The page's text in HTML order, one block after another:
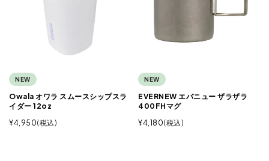
NEW
Owala オワラ スムースシップスラ
イダー 12oz
¥4,950 税込
NEW
EVERNEW エバニュー ザラザラ
400FHマグ
¥4,180 税込